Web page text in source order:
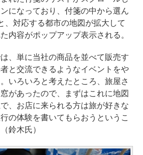
になっており、付箋の中から選ん
、対応する都市の地図が拡大して
内容がポップアップ表示される。
、単に当社の商品を並べて販売す
と交流できるようなイベントをや
いろいろと考えたところ、旅屋さ
があったので、まずはこれに地図
、お店に来られる方は旅が好きな
の体験を書いてもらおうというこ
鈴木氏）